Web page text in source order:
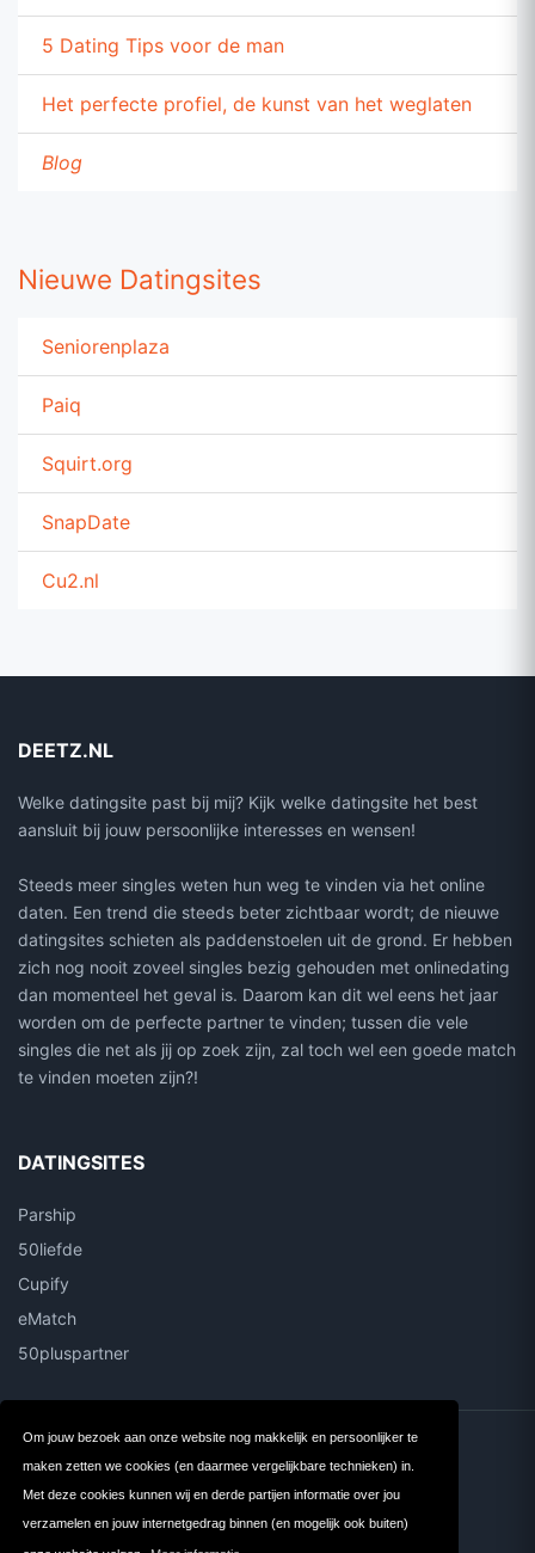
Om jouw bezoek aan onze website nog makkelijk en persoonlijker te
maken zetten we cookies (en daarmee vergelijkbare technieken) in.
Met deze cookies kunnen wij en derde partijen informatie over jou
verzamelen en jouw internetgedrag binnen (en mogelijk ook buiten)
5 Dating Tips voor de man
Het perfecte profiel, de kunst van het weglaten
Blog
Nieuwe Datingsites
Seniorenplaza
Paiq
Squirt.org
SnapDate
Cu2.nl
DEETZ.NL
Welke datingsite past bij mij? Kijk welke datingsite het best
aansluit bij jouw persoonlijke interesses en wensen!
Steeds meer singles weten hun weg te vinden via het online
daten. Een trend die steeds beter zichtbaar wordt; de nieuwe
datingsites schieten als paddenstoelen uit de grond. Er hebben
zich nog nooit zoveel singles bezig gehouden met onlinedating
dan momenteel het geval is. Daarom kan dit wel eens het jaar
worden om de perfecte partner te vinden; tussen die vele
singles die net als jij op zoek zijn, zal toch wel een goede match
te vinden moeten zijn?!
DATINGSITES
Parship
50liefde
Cupify
eMatch
50pluspartner
Contact
Over ons
Privacy
Algemene
Voorwaarden